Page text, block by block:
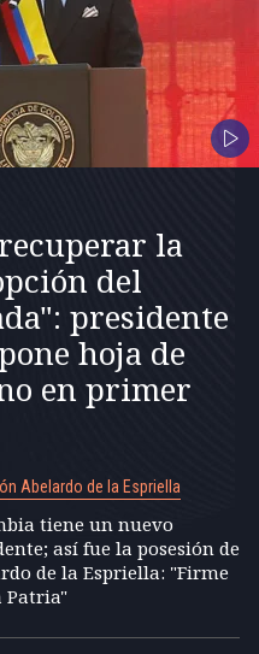
la
del
presidente
hoja de
en primer
Abelardo de la Espriella
tiene un nuevo
así fue la posesión de
de la Espriella: "Firme
Patria"